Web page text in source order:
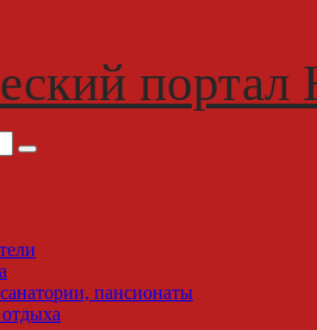
портал
пансионаты